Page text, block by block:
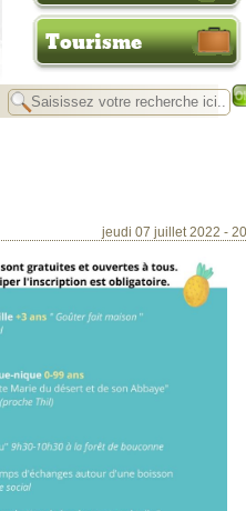
Tourisme
jeudi 07 juillet 2022 -